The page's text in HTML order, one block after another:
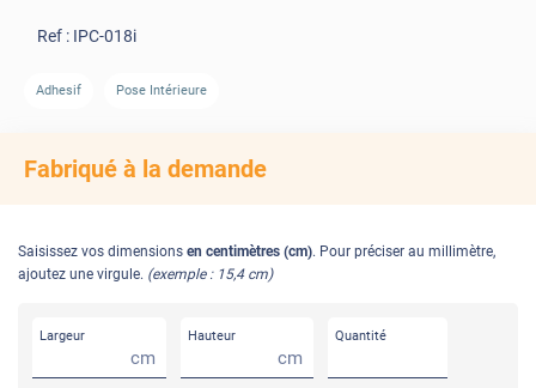
AVANT
Ref : IPC-018i
Adhesif Pose Intérieure
Fabriqué à la demande
Saisissez vos dimensions en centimètres (cm). Pour préciser au millimètre,
ajoutez une virgule. (exemple : 15,4 cm)
Largeur
cm
Hauteur
cm
Quantité